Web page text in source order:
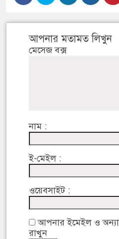
আপনার মতামত লিখুন
মেসেজ বক্স
নাম :
ই-মেইল :
ওয়েবসাইট :
আপনার ইমেইল ও
রাখুন